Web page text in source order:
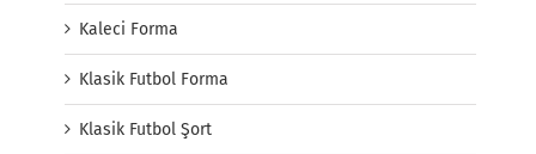
Kaleci Forma
Klasik Futbol Forma
Klasik Futbol Şort